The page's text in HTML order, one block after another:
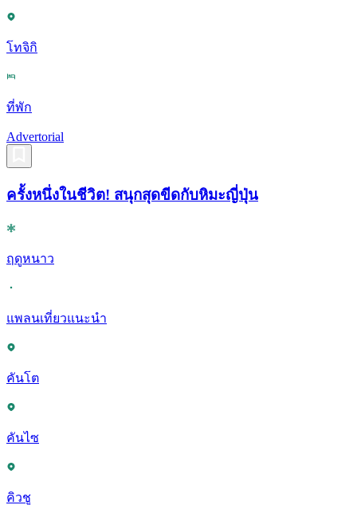
โทจิกิ
ที่พัก
Advertorial
ครั้งหนึ่งในชีวิต! สนุกสุดขีดกับหิมะญี่ปุ่น
ฤดูหนาว
แพลนเที่ยวแนะนำ
คันโต
คันไซ
คิวชู